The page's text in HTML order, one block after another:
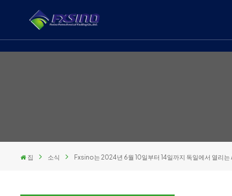
집 소식 Fxsino는 2024년 6월 10일부터 14일까지 독일에서 열리